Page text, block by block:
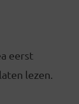
eerst
lezen.